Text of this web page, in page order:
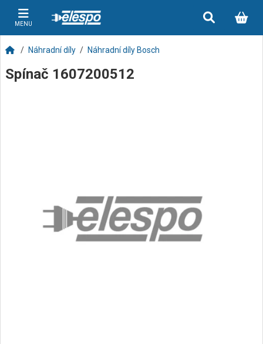
MENU
Náhradní díly Náhradní díly Bosch
Spínač 1607200512